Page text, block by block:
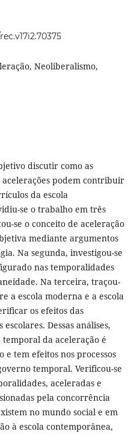
Neoliberalismo,
discutir como as
podem contribuir
da escola
se o trabalho em três
se o conceito de aceleração
mediante argumentos
Na segunda, investigou-se
nas temporalidades
Na terceira, traçou-
a escola moderna e a escola
os efeitos das
Dessas análises,
da aceleração é
tem efeitos nos processos
temporal. Verificou-se
aceleradas e
pela concorrência
no mundo social e em
à escola contemporânea,